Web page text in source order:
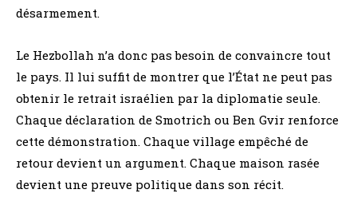
désarmement.
Le Hezbollah n’a donc pas besoin de convaincre tout
le pays. Il lui suffit de montrer que l’État ne peut pas
obtenir le retrait israélien par la diplomatie seule.
Chaque déclaration de Smotrich ou Ben Gvir renforce
cette démonstration. Chaque village empêché de
retour devient un argument. Chaque maison rasée
devient une preuve politique dans son récit.